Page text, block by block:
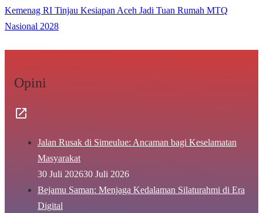
Kemenag RI Tinjau Kesiapan Aceh Jadi Tuan Rumah MTQ
Nasional 2028
Opini
Jalan Rusak di Simeulue: Ancaman bagi Keselamatan
Masyarakat
30 Juli 202630 Juli 2026
Bejamu Saman: Menjaga Kedalaman Silaturahmi di Era
Digital